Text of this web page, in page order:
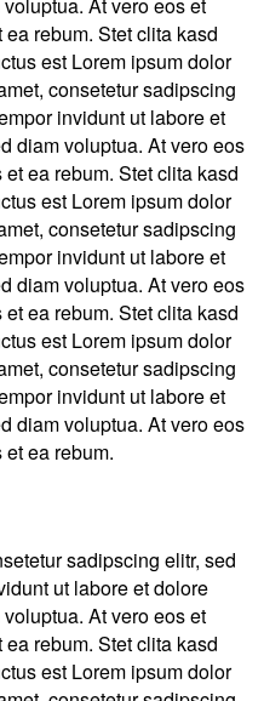
At vero eos et
rebum. Stet clita kasd
est Lorem ipsum dolor
consetetur sadipscing
invidunt ut labore et
diam voluptua. At vero eos
ea rebum. Stet clita kasd
est Lorem ipsum dolor
consetetur sadipscing
invidunt ut labore et
diam voluptua. At vero eos
ea rebum. Stet clita kasd
est Lorem ipsum dolor
consetetur sadipscing
invidunt ut labore et
diam voluptua. At vero eos
ea rebum.
sadipscing elitr, sed
ut labore et dolore
At vero eos et
rebum. Stet clita kasd
est Lorem ipsum dolor